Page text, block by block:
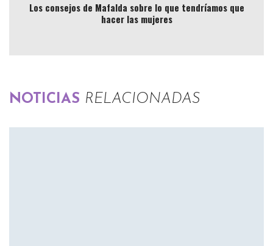
Los consejos de Mafalda sobre lo que tendríamos que
hacer las mujeres
NOTICIAS RELACIONADAS